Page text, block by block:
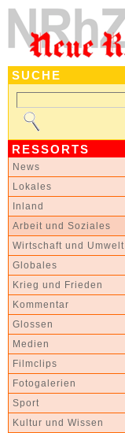
SUCHE
RESSORTS
News
Lokales
Inland
Arbeit und Soziales
Wirtschaft und Umwelt
Globales
Krieg und Frieden
Kommentar
Glossen
Medien
Filmclips
Fotogalerien
Sport
Kultur und Wissen